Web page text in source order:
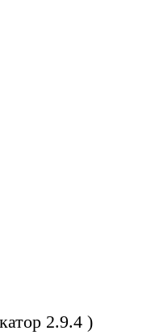
2.9.4 )